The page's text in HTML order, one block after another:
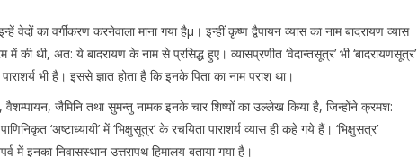
वेदों का वर्गीकरण करनेवाला माना गया हैµ। इन्हीं कृष्ण द्वैपायन व्यास का नाम बादरायण व्यास
में की थी, अत: ये बादरायण के नाम से प्रसिद्ध हुए। व्यासप्रणीत ‘वेदान्तसूत्र’ भी ‘बादरायणसूत्र’
भी है। इससे ज्ञात होता है कि इनके पिता का नाम पराश था।
जैमिनि तथा सुमन्तु नामक इनके चार शिष्यों का उल्लेख किया है, जिन्होंने क्रमश:
‘अष्टाध्यायी’ में ‘भिक्षुसूत्र’ के रचयिता पाराशर्य व्यास ही कहे गये हैं। ‘भिक्षुसत्र’
में इनका निवासस्थान उत्तरापथ हिमालय बताया गया है।